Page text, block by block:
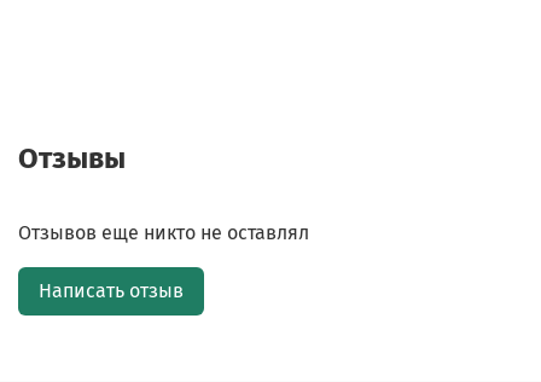
Отзывы
Отзывов еще никто не оставлял
Написать отзыв